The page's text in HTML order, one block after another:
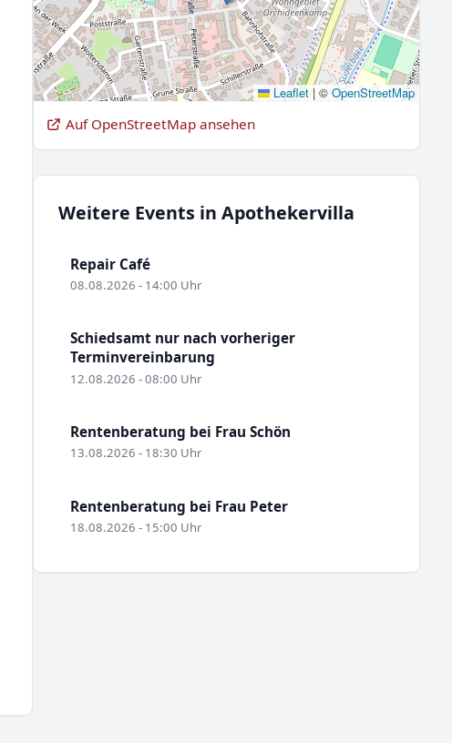
Leaflet |© OpenStreetMap
Auf OpenStreetMap ansehen
Weitere Events in Apothekervilla
Repair Café
08.08.2026 - 14:00 Uhr
Schiedsamt nur nach vorheriger
Terminvereinbarung
12.08.2026 - 08:00 Uhr
Rentenberatung bei Frau Schön
13.08.2026 - 18:30 Uhr
Rentenberatung bei Frau Peter
18.08.2026 - 15:00 Uhr